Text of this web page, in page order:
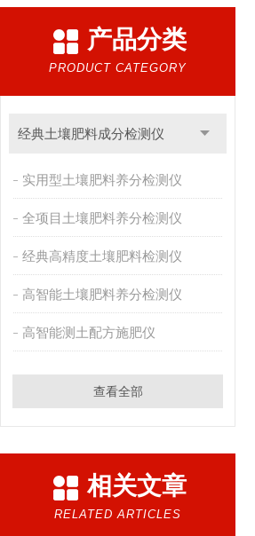
产品分类
PRODUCT CATEGORY
经典土壤肥料成分检测仪
实用型土壤肥料养分检测仪
全项目土壤肥料养分检测仪
经典高精度土壤肥料检测仪
高智能土壤肥料养分检测仪
高智能测土配方施肥仪
查看全部
相关文章
RELATED ARTICLES